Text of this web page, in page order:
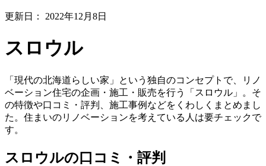
更新日： 2022年12月8日
スロウル
「現代の北海道らしい家」という独自のコンセプトで、リノ
ベーション住宅の企画・施工・販売を行う「スロウル」。そ
の特徴や口コミ・評判、施工事例などをくわしくまとめまし
た。住まいのリノベーションを考えている人は要チェックで
す。
スロウルの口コミ・評判